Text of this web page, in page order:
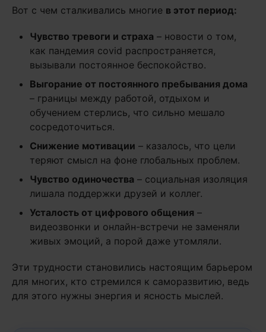
Вот с чем сталкивались многие в этот период:
Чувство тревоги и страха – новости о том,
как пандемия covid распространяется,
вызывали постоянное беспокойство.
Выгорание от постоянного пребывания дома
– границы между работой, отдыхом и
обучением стерлись, что сильно мешало
сосредоточиться.
Снижение мотивации – казалось, что цели
теряют смысл на фоне глобальных проблем.
Чувство одиночества – социальная изоляция
лишала поддержки друзей и коллег.
Усталость от цифрового общения –
видеозвонки и онлайн-встречи не заменяли
живых эмоций, а порой даже утомляли.
Эти трудности становились настоящим барьером
для многих, кто стремился к саморазвитию, ведь
для этого нужны энергия и ясность мыслей.